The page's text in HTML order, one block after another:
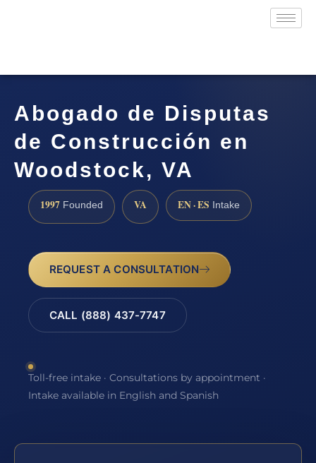
Abogado de Disputas
de Construcción en
Woodstock, VA
1997 Founded VA EN · ES Intake
REQUEST A CONSULTATION
CALL (888) 437-7747
Toll-free intake · Consultations by appointment ·
Intake available in English and Spanish